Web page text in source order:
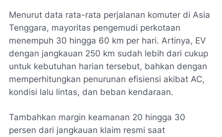
Menurut data rata-rata perjalanan komuter di Asia
Tenggara, mayoritas pengemudi perkotaan
menempuh 30 hingga 60 km per hari. Artinya, EV
dengan jangkauan 250 km sudah lebih dari cukup
untuk kebutuhan harian tersebut, bahkan dengan
memperhitungkan penurunan efisiensi akibat AC,
kondisi lalu lintas, dan beban kendaraan.
Tambahkan margin keamanan 20 hingga 30
persen dari jangkauan klaim resmi saat